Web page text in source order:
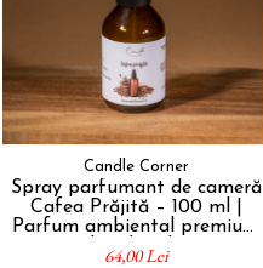
Candle Corner
Spray parfumant de cameră
Cafea Prăjită – 100 ml |
Parfum ambiental premium
handmade
64,00 Lei